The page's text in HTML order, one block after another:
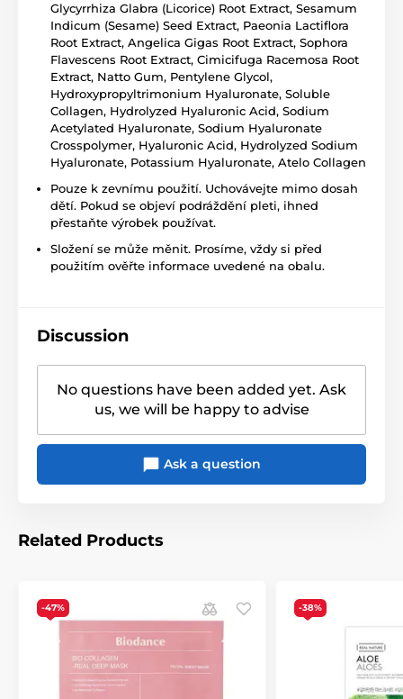
Glycyrrhiza Glabra (Licorice) Root Extract, Sesamum
Indicum (Sesame) Seed Extract, Paeonia Lactiflora
Root Extract, Angelica Gigas Root Extract, Sophora
Flavescens Root Extract, Cimicifuga Racemosa Root
Extract, Natto Gum, Pentylene Glycol,
Hydroxypropyltrimonium Hyaluronate, Soluble
Collagen, Hydrolyzed Hyaluronic Acid, Sodium
Acetylated Hyaluronate, Sodium Hyaluronate
Crosspolymer, Hyaluronic Acid, Hydrolyzed Sodium
Hyaluronate, Potassium Hyaluronate, Atelo Collagen
Pouze k zevnímu použití. Uchovávejte mimo dosah
dětí. Pokud se objeví podráždění pleti, ihned
přestaňte výrobek používat.
Složení se může měnit. Prosíme, vždy si před
použitím ověřte informace uvedené na obalu.
Discussion
No questions have been added yet. Ask
us, we will be happy to advise
Ask a question
Related Products
-47% -38%